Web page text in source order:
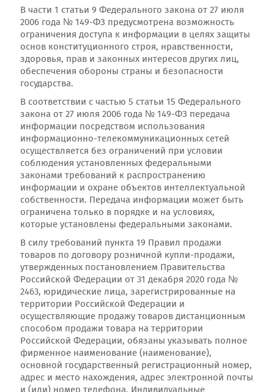
В части 1 статьи 9 Федерального закона от 27 июля
2006 года № 149-ФЗ предусмотрена возможность
ограничения доступа к информации в целях защиты
основ конституционного строя, нравственности,
здоровья, прав и законных интересов других лиц,
обеспечения обороны страны и безопасности
государства.
В соответствии с частью 5 статьи 15 Федерального
закона от 27 июля 2006 года № 149-ФЗ передача
информации посредством использования
информационно-телекоммуникационных сетей
осуществляется без ограничений при условии
соблюдения установленных федеральными
законами требований к распространению
информации и охране объектов интеллектуальной
собственности. Передача информации может быть
ограничена только в порядке и на условиях,
которые установлены федеральными законами.
В силу требований пункта 19 Правил продажи
товаров по договору розничной купли-продажи,
утвержденных постановлением Правительства
Российской Федерации от 31 декабря 2020 года №
2463, юридические лица, зарегистрированные на
территории Российской Федерации и
осуществляющие продажу товаров дистанционным
способом продажи товара на территории
Российской Федерации, обязаны указывать полное
фирменное наименование (наименование),
основной государственный регистрационный номер,
адрес и место нахождения, адрес электронной почты